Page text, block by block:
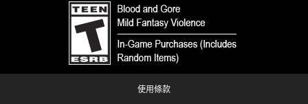
使用條款